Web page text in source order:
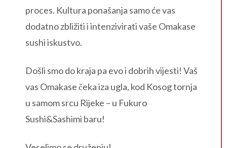
proces. Kultura ponašanja samo će vas
dodatno zbližiti i intenzivirati vaše Omakase
sushi iskustvo.
Došli smo do kraja pa evo i dobrih vijesti! Vaš
vas Omakase čeka iza ugla, kod Kosog tornja
u samom srcu Rijeke – u Fukuro
Sushi&Sashimi baru!